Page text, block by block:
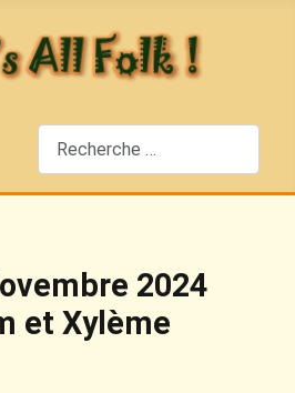
2024
et Xylème